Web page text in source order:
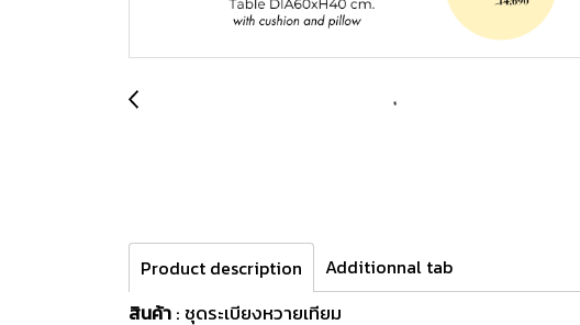
Product description Additionnal tab
สินค้า: ชุดระเบียงหวายเทียม